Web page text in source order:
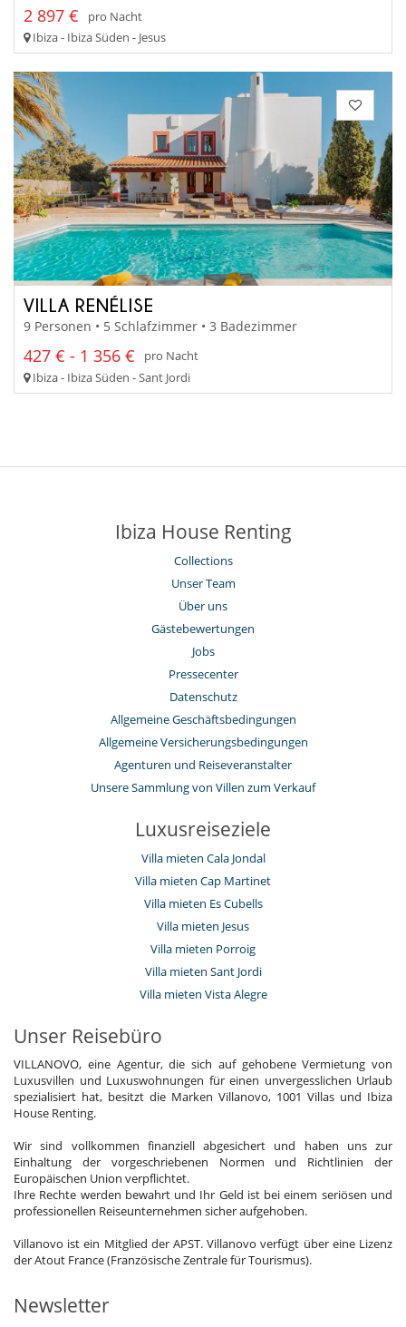
2 897 €
pro Nacht
Ibiza - Ibiza Süden - Jesus
VILLA RENÉLISE
9 Personen • 5 Schlafzimmer • 3 Badezimmer
427 € - 1 356 €
pro Nacht
Ibiza - Ibiza Süden - Sant Jordi
Ibiza House Renting
Collections
Unser Team
Über uns
Gästebewertungen
Jobs
Pressecenter
Datenschutz
Allgemeine Geschäftsbedingungen
Allgemeine Versicherungsbedingungen
Agenturen und Reiseveranstalter
Unsere Sammlung von Villen zum Verkauf
Luxusreiseziele
Villa mieten Cala Jondal
Villa mieten Cap Martinet
Villa mieten Es Cubells
Villa mieten Jesus
Villa mieten Porroig
Villa mieten Sant Jordi
Villa mieten Vista Alegre
Unser Reisebüro
VILLANOVO, eine Agentur, die sich auf gehobene Vermietung von
Luxusvillen und Luxuswohnungen für einen unvergesslichen Urlaub
spezialisiert hat, besitzt die Marken Villanovo, 1001 Villas und Ibiza
House Renting.
Wir sind vollkommen finanziell abgesichert und haben uns zur
Einhaltung der vorgeschriebenen Normen und Richtlinien der
Europäischen Union verpflichtet.
Ihre Rechte werden bewahrt und Ihr Geld ist bei einem seriösen und
professionellen Reiseunternehmen sicher aufgehoben.
Villanovo ist ein Mitglied der APST. Villanovo verfügt über eine Lizenz
der Atout France (Französische Zentrale für Tourismus).
Newsletter